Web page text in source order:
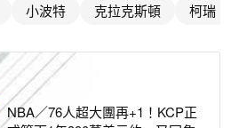
小波特 克拉克斯頓 柯瑞
NBA／76人超大團再+1！KCP正